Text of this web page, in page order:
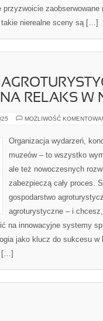
nierealne sceny są […]
NA RELAKS W
MOŻLIWOŚĆ
Organizacja wydarzeń,
muzeów – to wszystko
ale też nowoczesnych
zabezpieczą cały proces.
gospodarstwo
agroturystyczne – i
na innowacyjne systemy
jako klucz do sukcesu
[…]